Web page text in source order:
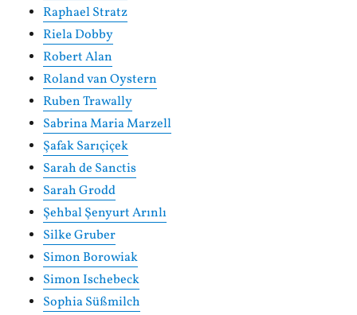
Raphael Stratz
Riela Dobby
Robert Alan
Roland van Oystern
Ruben Trawally
Sabrina Maria Marzell
Şafak Sarıçiçek
Sarah de Sanctis
Sarah Grodd
Şehbal Şenyurt Arınlı
Silke Gruber
Simon Borowiak
Simon Ischebeck
Sophia Süßmilch